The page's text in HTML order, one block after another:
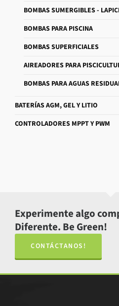
BOMBAS SUMERGIBLES -
BOMBAS PARA PISCINA
BOMBAS SUPERFICIALES
AIREADORES PARA
BOMBAS PARA AGUAS
BATERÍAS AGM, GEL Y LITIO
CONTROLADORES MPPT Y PWM
Experimente algo
Diferente. Be Green!
CONTÁCTANOS!